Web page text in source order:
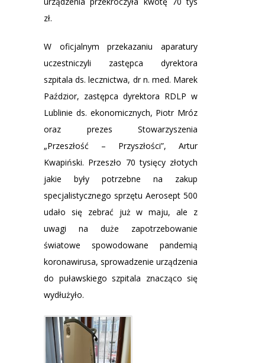
zł.
W oficjalnym przekazaniu aparatury
uczestniczyli zastępca dyrektora
szpitala ds. lecznictwa, dr n. med. Marek
Paździor, zastępca dyrektora RDLP w
Lublinie ds. ekonomicznych, Piotr Mróz
oraz prezes Stowarzyszenia
„Przeszłość – Przyszłości”, Artur
Kwapiński. Przeszło 70 tysięcy złotych
jakie były potrzebne na zakup
specjalistycznego sprzętu Aerosept 500
udało się zebrać już w maju, ale z
uwagi na duże zapotrzebowanie
światowe spowodowane pandemią
koronawirusa, sprowadzenie urządzenia
do puławskiego szpitala znacząco się
wydłużyło.